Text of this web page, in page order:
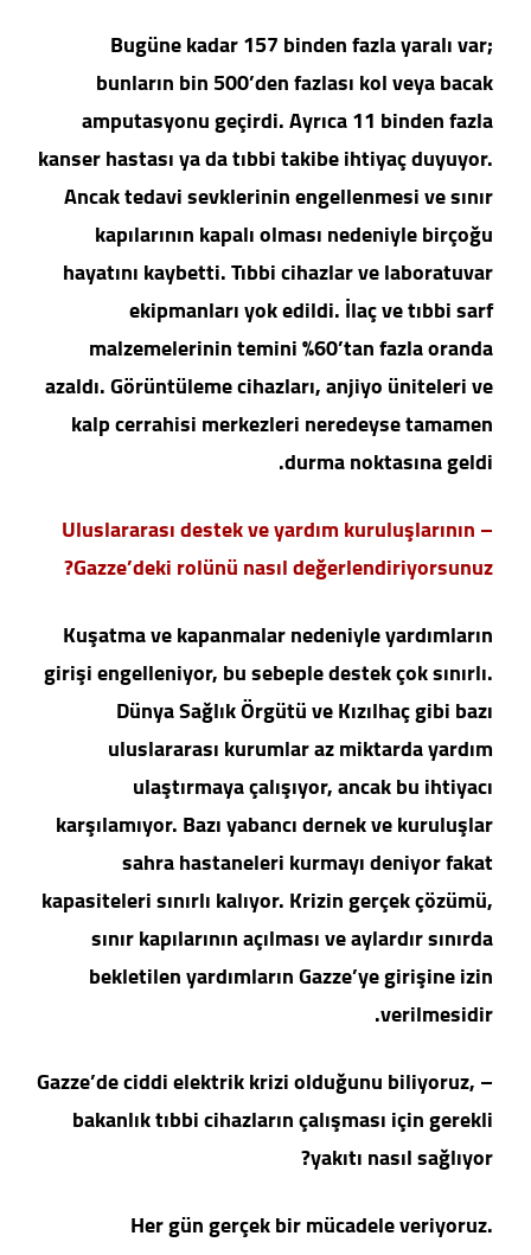
Bugüne kadar 157 binden fazla yaralı var;
bunların bin 500’den fazlası kol veya bacak
amputasyonu geçirdi. Ayrıca 11 binden fazla
kanser hastası ya da tıbbi takibe ihtiyaç duyuyor.
Ancak tedavi sevklerinin engellenmesi ve sınır
kapılarının kapalı olması nedeniyle birçoğu
hayatını kaybetti. Tıbbi cihazlar ve laboratuvar
ekipmanları yok edildi. İlaç ve tıbbi sarf
malzemelerinin temini %60’tan fazla oranda
azaldı. Görüntüleme cihazları, anjiyo üniteleri ve
kalp cerrahisi merkezleri neredeyse tamamen
durma noktasına geldi.
– Uluslararası destek ve yardım kuruluşlarının
Gazze’deki rolünü nasıl değerlendiriyorsunuz?
Kuşatma ve kapanmalar nedeniyle yardımların
girişi engelleniyor, bu sebeple destek çok sınırlı.
Dünya Sağlık Örgütü ve Kızılhaç gibi bazı
uluslararası kurumlar az miktarda yardım
ulaştırmaya çalışıyor, ancak bu ihtiyacı
karşılamıyor. Bazı yabancı dernek ve kuruluşlar
sahra hastaneleri kurmayı deniyor fakat
kapasiteleri sınırlı kalıyor. Krizin gerçek çözümü,
sınır kapılarının açılması ve aylardır sınırda
bekletilen yardımların Gazze’ye girişine izin
verilmesidir.
– Gazze’de ciddi elektrik krizi olduğunu biliyoruz,
bakanlık tıbbi cihazların çalışması için gerekli
yakıtı nasıl sağlıyor?
Her gün gerçek bir mücadele veriyoruz.